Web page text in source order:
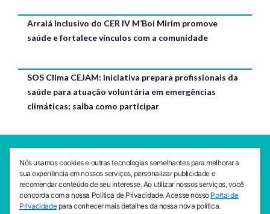
Arraiá Inclusivo do CER IV M’Boi Mirim promove
saúde e fortalece vínculos com a comunidade
SOS Clima CEJAM: iniciativa prepara profissionais da
saúde para atuação voluntária em emergências
climáticas; saiba como participar
Av. da Liberdade, 765, Liberdade, São Paulo, 01503-001
(11) 3469 - 1818
INSTITUTO CEJAM
Nós usamos cookies e outras tecnologias semelhantes para melhorar a
sua experiência em nossos serviços, personalizar publicidade e
recomendar conteúdo de seu interesse. Ao utilizar nossos serviços, você
concorda com a nossa Política de Privacidade. Acesse nosso Portal de
Privacidadepara conhecer mais detalhes da nossa nova política.